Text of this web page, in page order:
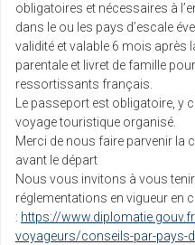
obligatoires et nécessaires à
dans le ou les pays d’escale
validité et valable 6 mois après
parentale et livret de famille
ressortissants français.
Le passeport est obligatoire,
voyage touristique organisé.
Merci de nous faire parvenir la
avant le départ
Nous vous invitons à vous
réglementations en vigueur en
: https://
voyageurs/conseils-par-pays-